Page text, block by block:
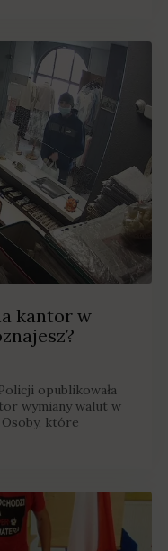
kantor w
opublikowała
wymiany walut w
które